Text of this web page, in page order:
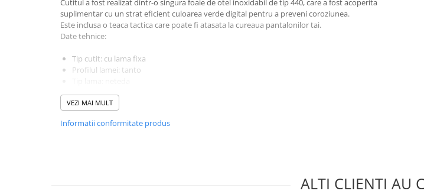
Mori cereale si furaje
ELECTRONICE
Baterii si acumulatori
Cantare electronice comerciale
Casti audio telefoane
suplimentar cu un strat eficient culoarea verde digital pentru a preveni coroziunea.
Este inclusa o teaca tactica care poate fi atasata la cureaua pantalonilor tai.
Date tehnice:
Tip cutit: cu lama fixa
Profilul lamei: tanto
Lungimea lamei: 85 mm
Latimea lamei: 31 mm
VEZI MAI MULT
Informatii conformitate produs
ALTI CLIENTI AU